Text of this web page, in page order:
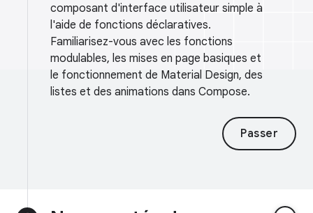
composant d'interface utilisateur simple à
l'aide de fonctions déclaratives.
Familiarisez-vous avec les fonctions
modulables, les mises en page basiques et
le fonctionnement de Material Design, des
listes et des animations dans Compose.
Passer